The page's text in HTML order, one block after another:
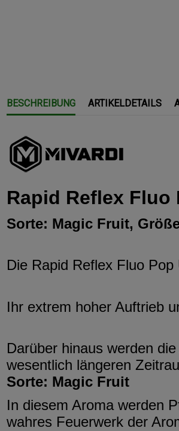
BESCHREIBUNG ARTIKELDETAILS
Rapid Reflex Fluo
Sorte: Magic Fruit,
Die Rapid Reflex Fluo
Ihr extrem hoher Auftrieb
Darüber hinaus werden
wesentlich längeren
Sorte: Magic Fruit
In diesem Aroma werden
wahres Feuerwerk der